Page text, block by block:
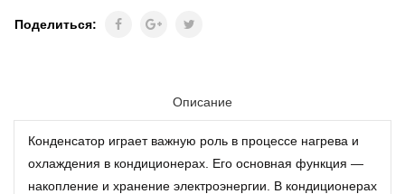
Поделиться:
Описание
Конденсатор играет важную роль в процессе нагрева и
охлаждения в кондиционерах. Его основная функция —
накопление и хранение электроэнергии. В кондиционерах